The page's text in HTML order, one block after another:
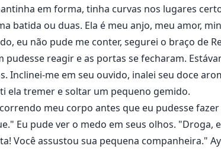
em forma, tinha curvas nos lugares
batida ou duas. Ela é meu anjo, meu amor,
eu não pude me conter, segurei o braço de
pudesse reagir e as portas se fecharam.
Inclinei-me em seu ouvido, inalei seu doce
ela tremer e soltar um pequeno gemido.
meu corpo antes que eu pudesse
Eu pude ver o medo em seus olhos.
Você assustou sua pequena companheira."